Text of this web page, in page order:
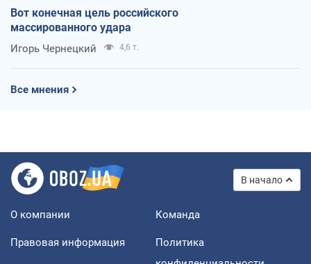
Вот конечная цель российского
массированного удара
Игорь Чернецкий 4,6 т.
Все мнения
В начало
О компании Команда
Правовая информация
Политика